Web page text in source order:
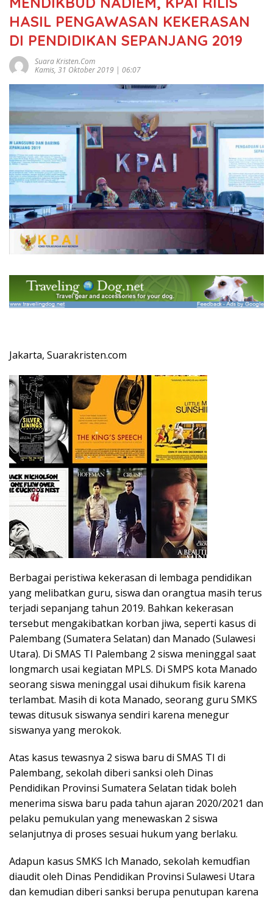
HASIL PENGAWASAN KEKERASAN
DI PENDIDIKAN SEPANJANG 2019
Suara Kristen.com
Kamis, 31 Oktober 2019 | 06:07
Jakarta, Suarakristen.com
Berbagai peristiwa kekerasan di lembaga pendidikan
yang melibatkan guru, siswa dan orangtua masih terus
terjadi sepanjang tahun 2019. Bahkan kekerasan
tersebut mengakibatkan korban jiwa, seperti kasus di
Palembang (Sumatera Selatan) dan Manado (Sulawesi
Utara). Di SMAS TI Palembang 2 siswa meninggal saat
longmarch usai kegiatan MPLS. Di SMPS kota Manado
seorang siswa meninggal usai dihukum fisik karena
terlambat. Masih di kota Manado, seorang guru SMKS
tewas ditusuk siswanya sendiri karena menegur
siswanya yang merokok.
Atas kasus tewasnya 2 siswa baru di SMAS TI di
Palembang, sekolah diberi sanksi oleh Dinas
Pendidikan Provinsi Sumatera Selatan tidak boleh
menerima siswa baru pada tahun ajaran 2020/2021 dan
pelaku pemukulan yang menewaskan 2 siswa
selanjutnya di proses sesuai hukum yang berlaku.
Adapun kasus SMKS Ich Manado, sekolah kemudfian
diaudit oleh Dinas Pendidikan Provinsi Sulawesi Utara
dan kemudian diberi sanksi berupa penutupan karena